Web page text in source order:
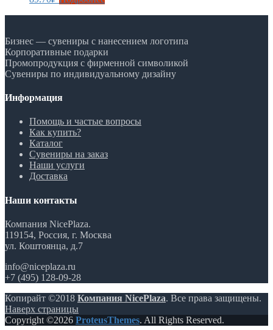
Бизнес — сувениры с нанесением логотипа
Корпоративные подарки
Промопродукция с фирменной символикой
Сувениры по индивидуальному дизайну
Информация
Помощь и частые вопросы
Как купить?
Каталог
Сувениры на заказ
Наши услуги
Доставка
Наши контакты
Компания NicePlaza.
119154, Россия, г. Москва
ул. Коштоянца, д.7
info@niceplaza.ru
+7 (495) 128-09-28
Копирайт ©2018 Компания NicePlaza. Все права защищены.
Наверх страницы
Copyright ©2026 ProteusThemes. All Rights Reserved.